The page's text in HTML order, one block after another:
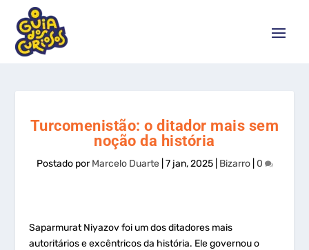
Turcomenistão: o ditador mais sem
noção da história
Postado porMarcelo Duarte| 7 jan, 2025| Bizarro| 0
Saparmurat Niyazov foi um dos ditadores mais
autoritários e excêntricos da história. Ele governou o